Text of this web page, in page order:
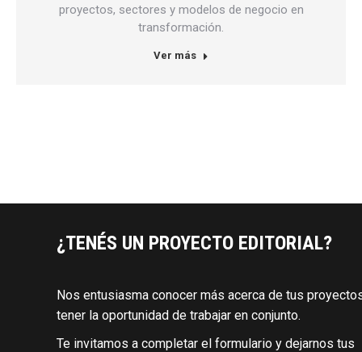
proyectos, sectores y modelos de negocio en
transformación.
Ver más
¿TENÉS UN PROYECTO EDITORIAL?
Nos entusiasma conocer más acerca de tus
tener la oportunidad de trabajar en conjunto.
Te invitamos a completar el formulario y dejarnos tus